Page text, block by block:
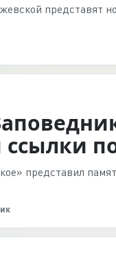
представят
представил